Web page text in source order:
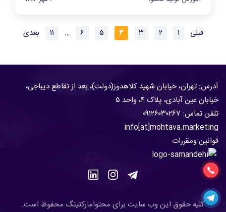
قبلی ۱ ۲ ۳ ۴ ۵ ۶ … ۱۱ بعدی
آدرس: تهران، خیابان شهید کلاهدوز(دولت)، بعد از تقاطع دیباجی،
خیابان عین آبادی، پلاک ۴، واحد ۵
تلفن تماس:
۰۹۱۲۶۰۳۰۲۶۷
info[at]mohtava.marketing
قوانین ومقررات
.کلیه حقوق این وب سایت برای محتوامارکتینگ محفوظ است